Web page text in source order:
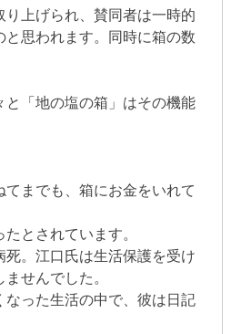
上げられ、賛同者は一時的
と思われます。同時に箱の数
と「地の塩の箱」はその機能
までも、箱にお金をいれて
とされています。
死。江口氏は生活保護を受け
せんでした。
なった生活の中で、彼は日記